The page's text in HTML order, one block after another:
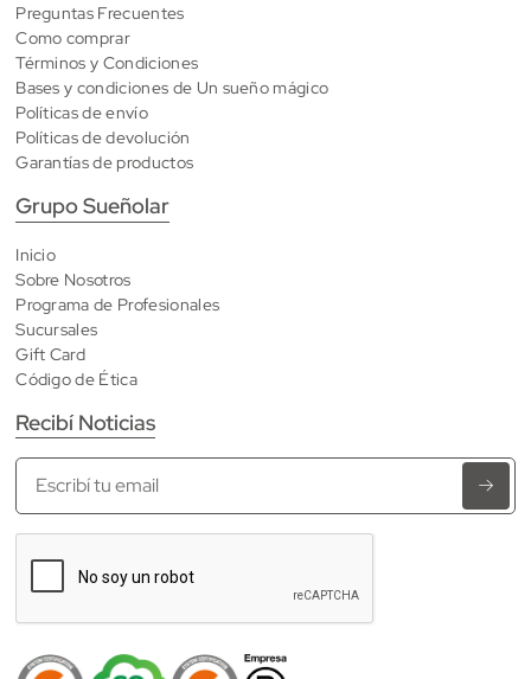
Preguntas Frecuentes
Como comprar
Términos y Condiciones
Bases y condiciones de Un sueño mágico
Políticas de envío
Políticas de devolución
Garantías de productos
Grupo Sueñolar
Inicio
Sobre Nosotros
Programa de Profesionales
Sucursales
Gift Card
Código de Ética
Recibí Noticias